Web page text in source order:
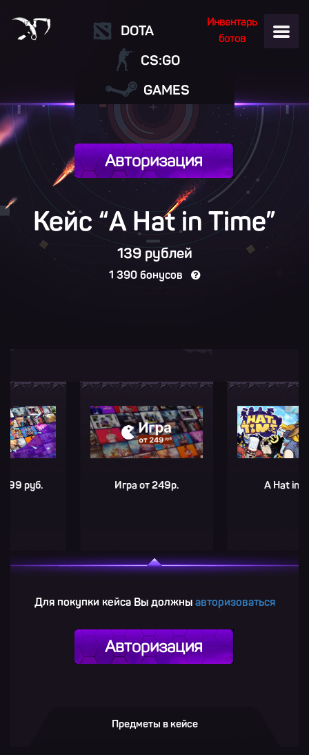
Инвентарь
ботов
DOTA
CS:GO
GAMES
Авторизация
Кейс “A Hat in Time”
139 рублей
1 390 бонусов
Игра от 249р. A Hat in Time
Для покупки кейса Вы должны авторизоваться
Авторизация
Предметы в кейсе